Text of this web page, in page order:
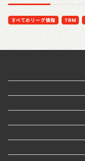
すべてのリーグ情報 TRM